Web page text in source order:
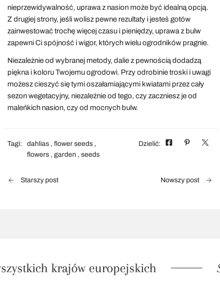
nieprzewidywalność, uprawa z nasion może być idealną opcją.
Z drugiej strony, jeśli wolisz pewne rezultaty i jesteś gotów
zainwestować trochę więcej czasu i pieniędzy, uprawa z bulw
zapewni Ci spójność i wigor, których wielu ogrodników pragnie.
Niezależnie od wybranej metody, dalie z pewnością dodadzą
piękna i koloru Twojemu ogrodowi. Przy odrobinie troski i uwagi
możesz cieszyć się tymi oszałamiającymi kwiatami przez cały
sezon wegetacyjny, niezależnie od tego, czy zaczniesz je od
maleńkich nasion, czy od mocnych bulw.
Tagi: dahlias , flower seeds ,
flowers , garden , seeds
Dzielić:
Starszy post Nowszy post
krajów europejskich